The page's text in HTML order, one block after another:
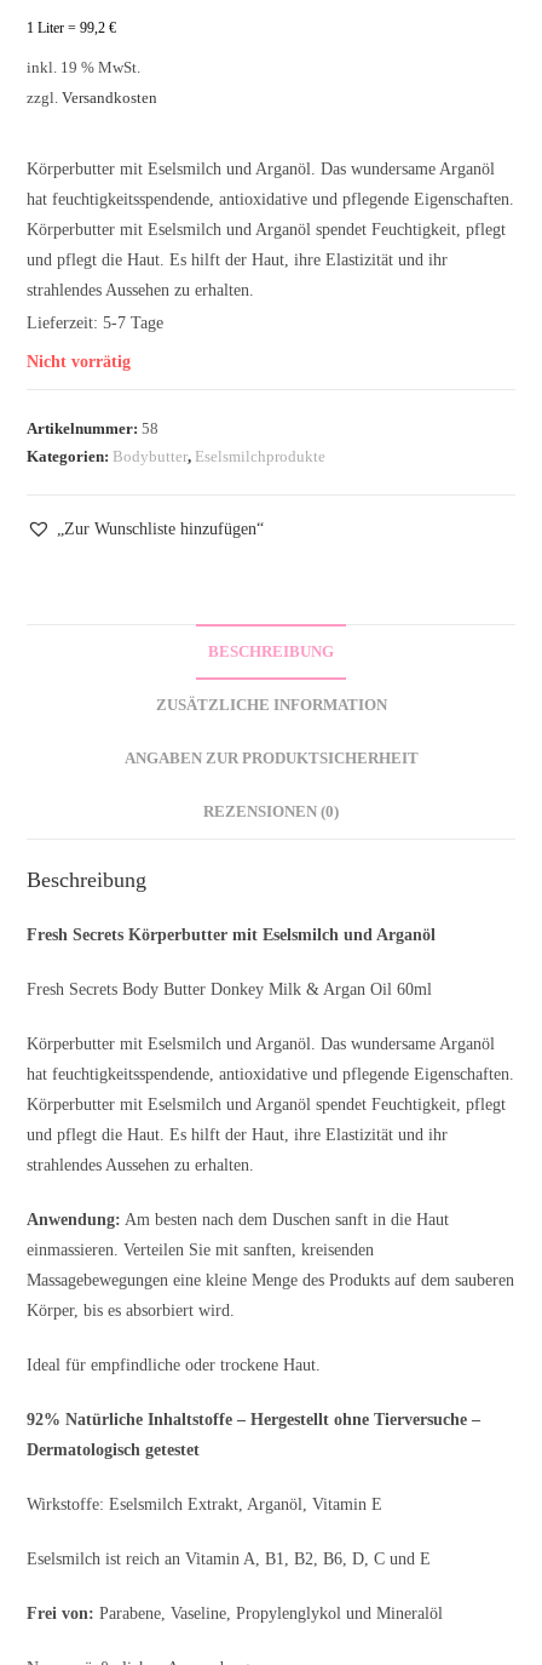
1 Liter = 99,2 €
inkl. 19 % MwSt.
zzgl.Versandkosten
Körperbutter mit Eselsmilch und Arganöl. Das wundersame Arganöl
hat feuchtigkeitsspendende, antioxidative und pflegende Eigenschaften.
Körperbutter mit Eselsmilch und Arganöl spendet Feuchtigkeit, pflegt
und pflegt die Haut. Es hilft der Haut, ihre Elastizität und ihr
strahlendes Aussehen zu erhalten.
Lieferzeit:5-7 Tage
Nicht vorrätig
Artikelnummer:58
Kategorien: Bodybutter, Eselsmilchprodukte
„Zur Wunschliste hinzufügen“
BESCHREIBUNG
ZUSÄTZLICHE INFORMATION
ANGABEN ZUR PRODUKTSICHERHEIT
REZENSIONEN (0)
Beschreibung
Fresh Secrets Körperbutter mit Eselsmilch und Arganöl
Fresh Secrets Body Butter Donkey Milk & Argan Oil 60ml
Körperbutter mit Eselsmilch und Arganöl. Das wundersame Arganöl
hat feuchtigkeitsspendende, antioxidative und pflegende Eigenschaften.
Körperbutter mit Eselsmilch und Arganöl spendet Feuchtigkeit, pflegt
und pflegt die Haut. Es hilft der Haut, ihre Elastizität und ihr
strahlendes Aussehen zu erhalten.
Anwendung: Am besten nach dem Duschen sanft in die Haut
einmassieren. Verteilen Sie mit sanften, kreisenden
Massagebewegungen eine kleine Menge des Produkts auf dem sauberen
Körper, bis es absorbiert wird.
Ideal für empfindliche oder trockene Haut.
92% Natürliche Inhaltstoffe – Hergestellt ohne Tierversuche –
Dermatologisch getestet
Wirkstoffe: Eselsmilch Extrakt, Arganöl, Vitamin E
Eselsmilch ist reich an Vitamin A, B1, B2, B6, D, C und E
Frei von: Parabene, Vaseline, Propylenglykol und Mineralöl